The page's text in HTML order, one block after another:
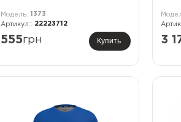
1373
22223712
555грн Купить 3